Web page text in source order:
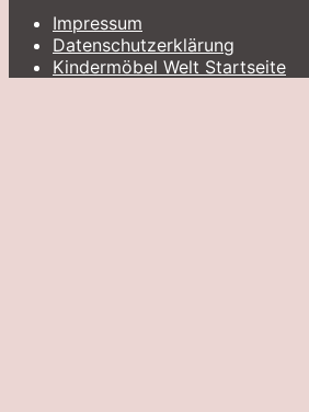
Impressum
Datenschutzerklärung
Kindermöbel Welt Startseite